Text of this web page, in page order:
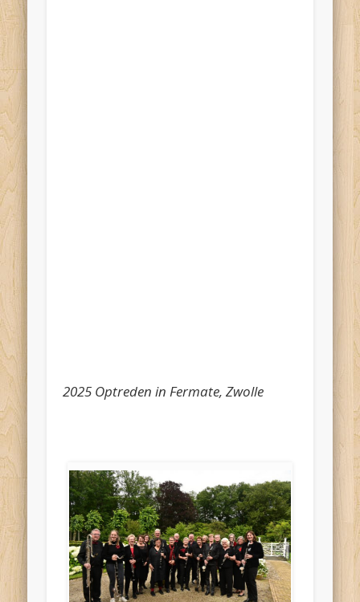
2025 Optreden in Fermate, Zwolle